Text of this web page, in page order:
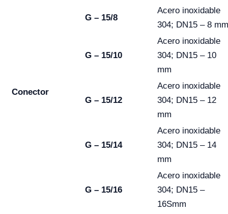
Conector
G – 15/8
Acero inoxidable
304; DN15 – 8 mm
G – 15/10
Acero inoxidable
304; DN15 – 10
mm
G – 15/12
Acero inoxidable
304; DN15 – 12
mm
G – 15/14
Acero inoxidable
304; DN15 – 14
mm
G – 15/16
Acero inoxidable
304; DN15 –
16Smm